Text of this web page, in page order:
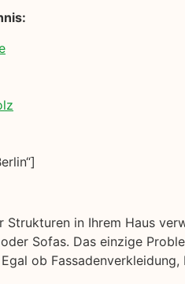
in Ihrem Haus
Sofas. Das einzige
ob Fassadenverkleidung,